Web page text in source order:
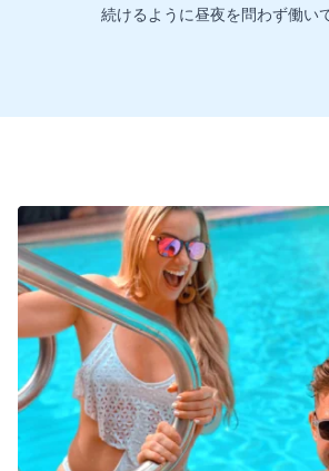
続けるように昼夜を問わず働い